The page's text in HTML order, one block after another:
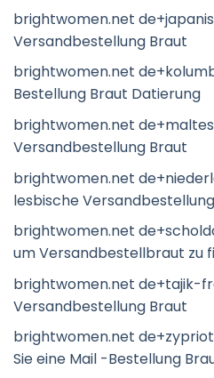
brightwomen.net
Versandbestellung Braut
brightwomen.net
Bestellung Braut Datierung
brightwomen.net
Versandbestellung Braut
brightwomen.net
lesbische
brightwomen.net
um Versandbestellbraut zu
brightwomen.net de+tajik-
Versandbestellung Braut
brightwomen.net
Sie eine Mail -Bestellung